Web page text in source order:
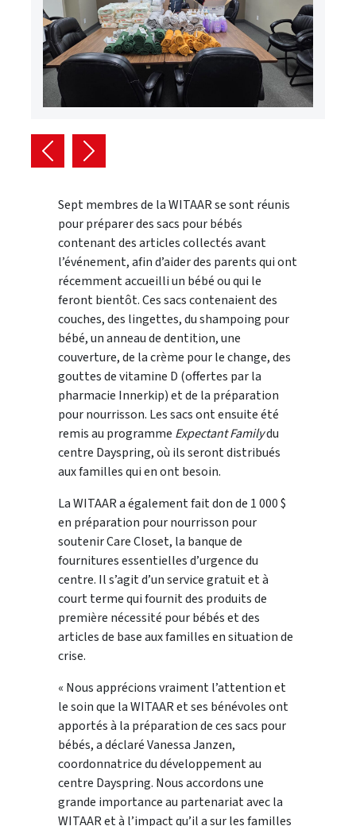
PreviousNext
Sept membres de la WITAAR se sont réunis
pour préparer des sacs pour bébés
contenant des articles collectés avant
l’événement, afin d’aider des parents qui ont
récemment accueilli un bébé ou qui le
feront bientôt. Ces sacs contenaient des
couches, des lingettes, du shampoing pour
bébé, un anneau de dentition, une
couverture, de la crème pour le change, des
gouttes de vitamine D (offertes par la
pharmacie Innerkip) et de la préparation
pour nourrisson. Les sacs ont ensuite été
remis au programme Expectant Familydu
centre Dayspring, où ils seront distribués
aux familles qui en ont besoin.
La WITAAR a également fait don de 1 000 $
en préparation pour nourrisson pour
soutenir Care Closet, la banque de
fournitures essentielles d’urgence du
centre. Il s’agit d’un service gratuit et à
court terme qui fournit des produits de
première nécessité pour bébés et des
articles de base aux familles en situation de
crise.
« Nous apprécions vraiment l’attention et
le soin que la WITAAR et ses bénévoles ont
apportés à la préparation de ces sacs pour
bébés, a déclaré Vanessa Janzen,
coordonnatrice du développement au
centre Dayspring. Nous accordons une
grande importance au partenariat avec la
WITAAR et à l’impact qu’il a sur les familles